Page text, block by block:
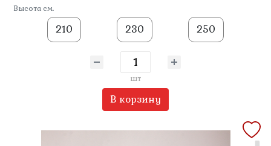
Высота см.
210 230 250
шт
В корзину